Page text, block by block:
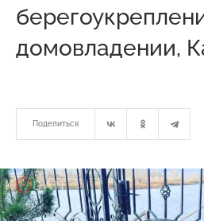
домовладении,
Поделиться